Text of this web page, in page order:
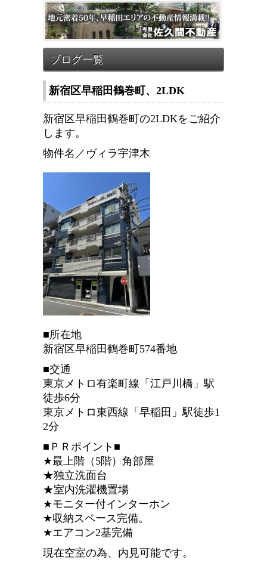
新宿区早稲田鶴巻町、2LDK
新宿区早稲田鶴巻町の2LDKをご紹介
します。
物件名／ヴィラ宇津木
■所在地
新宿区早稲田鶴巻町574番地
■交通
東京メトロ有楽町線「江戸川橋」駅
徒歩6分
東京メトロ東西線「早稲田」駅徒歩1
2分
■ＰＲポイント■
★最上階（5階）角部屋
★独立洗面台
★室内洗濯機置場
★モニター付インターホン
★収納スペース完備。
★エアコン2基完備
現在空室の為、内見可能です。